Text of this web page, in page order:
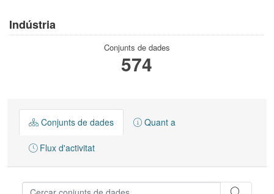
Indústria
Conjunts de dades
574
Conjunts de dades Quant a
Flux d'activitat